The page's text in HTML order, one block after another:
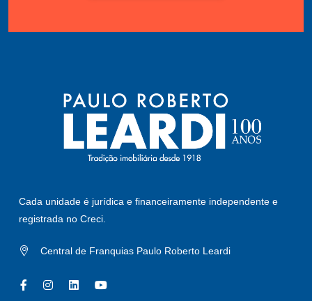
Cada unidade é jurídica e financeiramente independente e
registrada no Creci.
Central de Franquias Paulo Roberto Leardi